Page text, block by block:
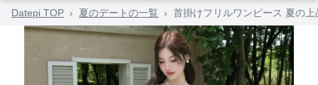
Datepi TOP › 夏のデートの一覧 › 首掛けフリルワンピース 夏の上